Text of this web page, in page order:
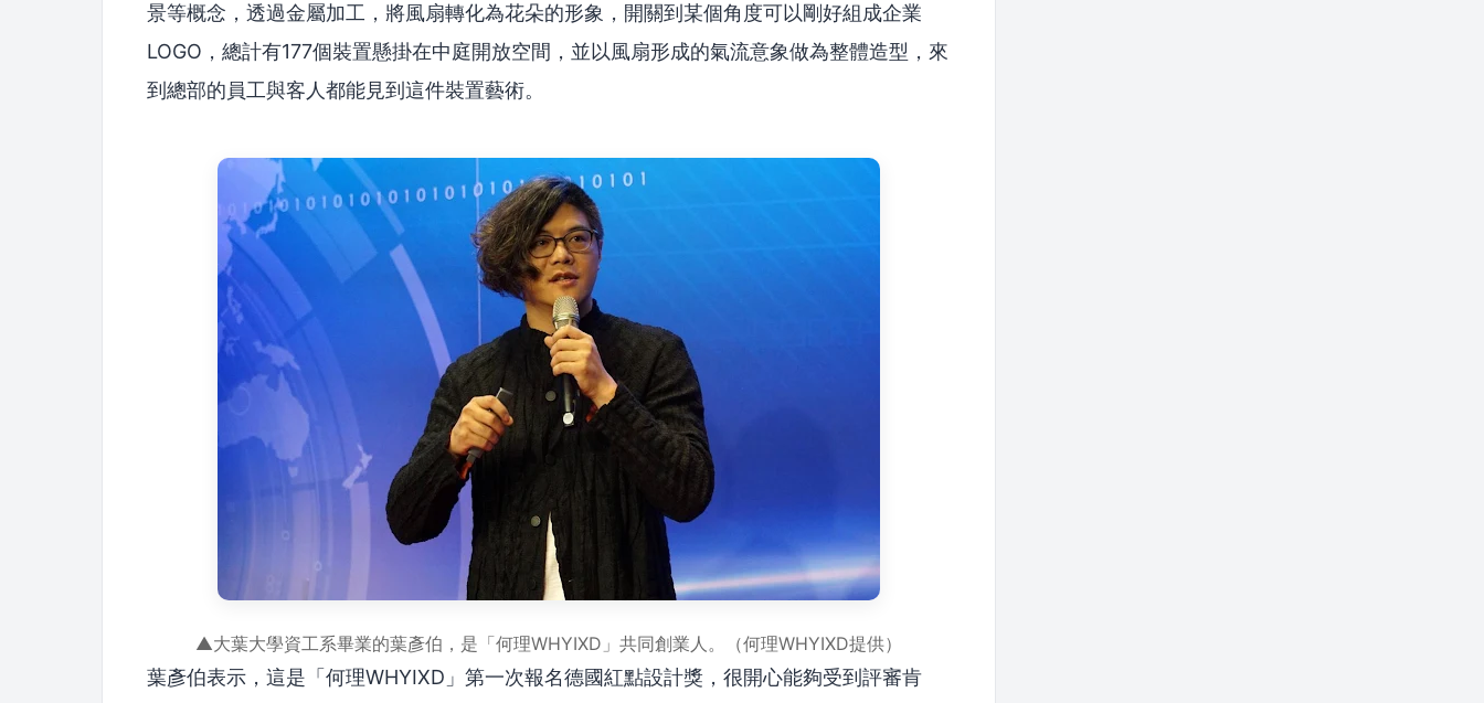
景等概念，透過金屬加工，將風扇轉化為花朵的形象，開關到某個角度可以剛好組成企業
LOGO，總計有177個裝置懸掛在中庭開放空間，並以風扇形成的氣流意象做為整體造型，來
到總部的員工與客人都能見到這件裝置藝術。
▲大葉大學資工系畢業的葉彥伯，是「何理WHYIXD」共同創業人。（何理WHYIXD提供）
葉彥伯表示，這是「何理WHYIXD」第一次報名德國紅點設計獎，很開心能夠受到評審肯